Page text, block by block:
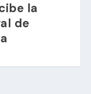
la
de